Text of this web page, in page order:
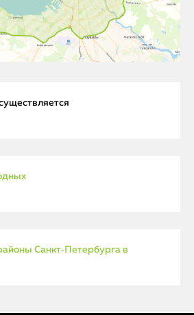
Санкт‑Петербурга в